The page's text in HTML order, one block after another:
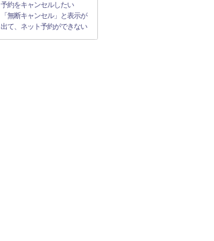
予約をキャンセルしたい
「無断キャンセル」と表示が
出て、ネット予約ができない